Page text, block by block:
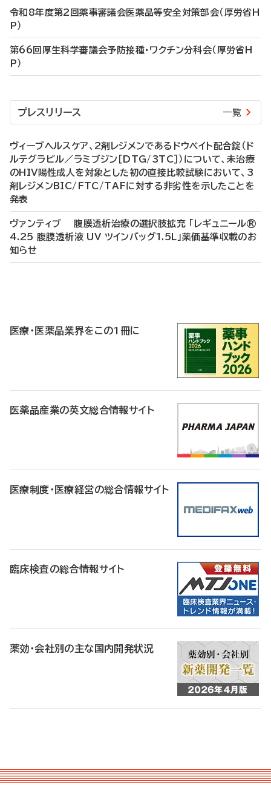
令和8年度第2回薬事審議会医薬品等安全対策部会（厚労省H
P）
第66回厚生科学審議会予防接種・ワクチン分科会（厚労省H
P）
プレスリリース 一覧
ヴィーブヘルスケア、2剤レジメンであるドウベイト配合錠（ド
ルテグラビル／ラミブジン［DTG/3TC］）について、未治療
のHIV陽性成人を対象とした初の直接比較試験において、3
剤レジメンBIC/FTC/TAFに対する非劣性を示したことを
発表
ヴァンティブ 腹膜透析治療の選択肢拡充 「レギュニール®
4.25 腹膜透析液 UV ツインバッグ1.5L」薬価基準収載のお
知らせ
医療・医薬品業界をこの1冊に
医薬品産業の英文総合情報サイト
医療制度・医療経営の総合情報サイト
臨床検査の総合情報サイト
薬効・会社別の主な国内開発状況